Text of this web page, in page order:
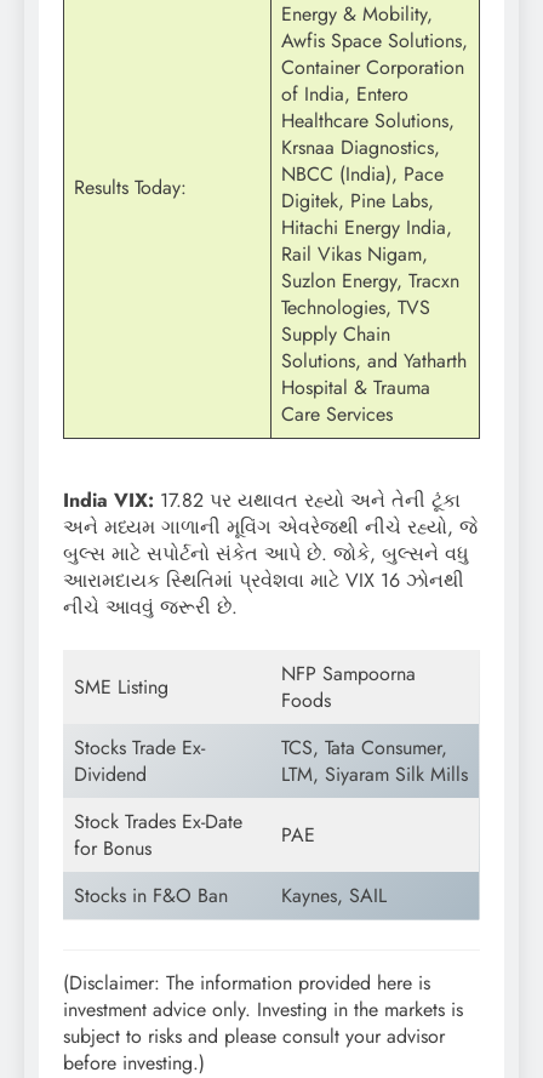
Results Today:
Energy & Mobility,
Awfis Space Solutions,
Container Corporation
of India, Entero
Healthcare Solutions,
Krsnaa Diagnostics,
NBCC (India), Pace
Digitek, Pine Labs,
Hitachi Energy India,
Rail Vikas Nigam,
Suzlon Energy, Tracxn
Technologies, TVS
Supply Chain
Solutions, and Yatharth
Hospital & Trauma
Care Services
India VIX: 17.82 પર યથાવત રહ્યો અને તેની ટૂંકા
અને મધ્યમ ગાળાની મૂવિંગ એવરેજથી નીચે રહ્યો, જે
બુલ્સ માટે સપોર્ટનો સંકેત આપે છે. જોકે, બુલ્સને વધુ
આરામદાયક સ્થિતિમાં પ્રવેશવા માટે VIX 16 ઝોનથી
નીચે આવવું જરૂરી છે.
SME Listing
NFP Sampoorna
Foods
Stocks Trade Ex-
Dividend
TCS, Tata Consumer,
LTM, Siyaram Silk Mills
Stock Trades Ex-Date
for Bonus
PAE
Stocks in F&O Ban Kaynes, SAIL
(Disclaimer: The information provided here is
investment advice only. Investing in the markets is
subject to risks and please consult your advisor
before investing.)